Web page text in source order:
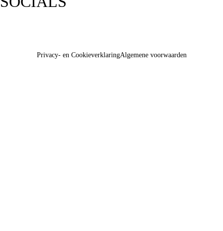
Privacy- en CookieverklaringAlgemene voorwaarden